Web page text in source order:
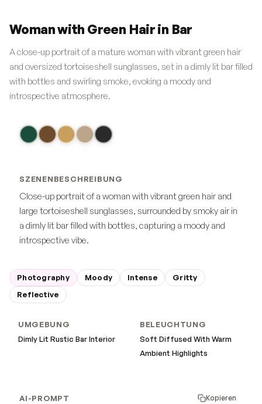
Woman with Green Hair in Bar
A close-up portrait of a mature woman with vibrant green hair
and oversized tortoiseshell sunglasses, set in a dimly lit bar filled
with bottles and swirling smoke, evoking a moody and
introspective atmosphere.
SZENENBESCHREIBUNG
Close-up portrait of a woman with vibrant green hair and
large tortoiseshell sunglasses, surrounded by smoky air in
a dimly lit bar filled with bottles, capturing a moody and
introspective vibe.
Photography Moody Intense
Gritty
Reflective
UMGEBUNG
Dimly Lit Rustic Bar Interior
BELEUCHTUNG
Soft Diffused With Warm
Ambient Highlights
AI-PROMPT Kopieren